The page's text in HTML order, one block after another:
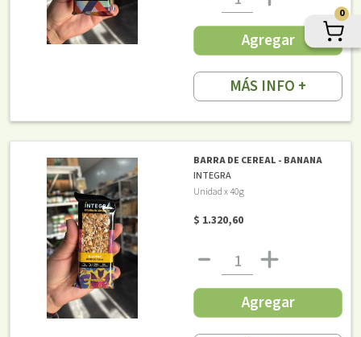
Agregar
MÁS INFO +
BARRA DE CEREAL - BANANA
INTEGRA
Unidad x 40g
$ 1.320,60
Agregar
0